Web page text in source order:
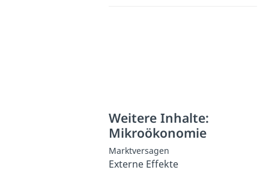
Weitere Inhalte:
Mikroökonomie
Marktversagen
Externe Effekte